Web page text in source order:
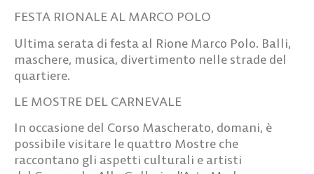
FESTA RIONALE AL MARCO POLO
Ultima serata di festa al Rione Marco Polo. Balli,
maschere, musica, divertimento nelle strade del
quartiere.
LE MOSTRE DEL CARNEVALE
In occasione del Corso Mascherato, domani, è
possibile visitare le quattro Mostre che
raccontano gli aspetti culturali e artisti